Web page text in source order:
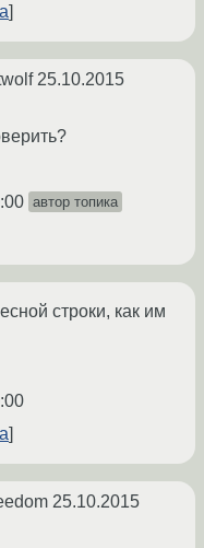
25.10.2015
автор топика
строки, как им
25.10.2015